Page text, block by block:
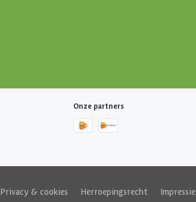
Onze partners
Privacy & cookies Herroepingsrecht Impressie